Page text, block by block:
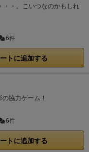
・・。こいつなのかもしれ
6件
トに追加する
協力ゲーム！
6件
トに追加する